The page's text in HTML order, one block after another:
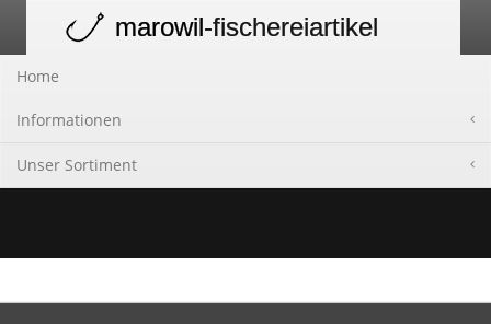
navigation
marowil-fischereiartikel
Home
Informationen
Unser Sortiment